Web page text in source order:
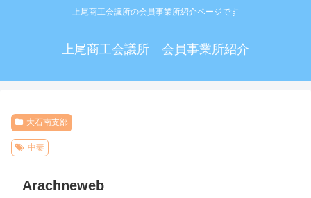
上尾商工会議所の会員事業所紹介ページです
上尾商工会議所 会員事業所紹介
大石南支部
中妻
Arachneweb